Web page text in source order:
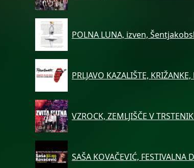
POLNA LUNA, izven,
PRLJAVO KAZALIŠTE, KRIŽANKE,
VZROCK, ZEMLJIŠČE V
SAŠA KOVAČEVIĆ, FESTIVALNA